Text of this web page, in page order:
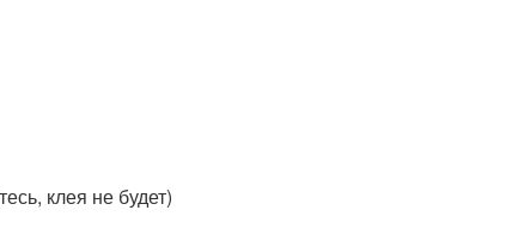
клея не будет)